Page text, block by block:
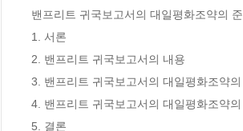
밴프리트 귀국보고서의 대일평화조약의
1. 서론
2. 밴프리트 귀국보고서의 내용
3. 밴프리트 귀국보고서의 대일평화조약
4. 밴프리트 귀국보고서의 대일평화조약
5. 결론